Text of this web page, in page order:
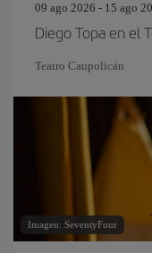
09 ago 2026 - 15 ago
Diego Topa en el
Teatro Caupolicán
Imagen: SeventyFour